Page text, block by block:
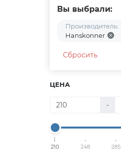
Вы выбрали:
Производитель:
Hanskonner
Сбросить
ЦЕНА
-
210 248 285